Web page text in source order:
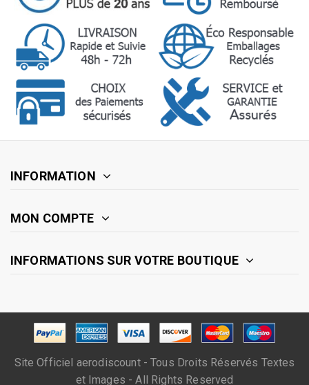
INFORMATION
MON COMPTE
INFORMATIONS SUR VOTRE BOUTIQUE
Site Officiel aerodiscount - Tous Droits Réservés Textes
et Images - All Rights Reserved